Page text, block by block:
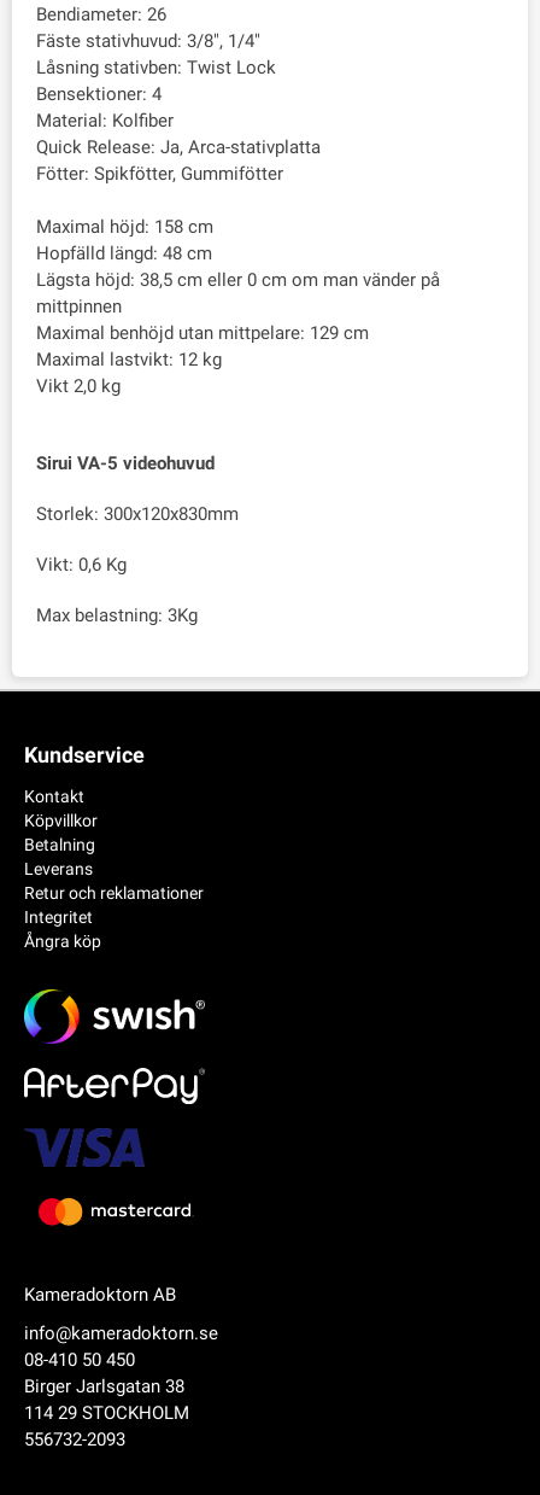
Bendiameter: 26
Fäste stativhuvud: 3/8", 1/4"
Låsning stativben: Twist Lock
Bensektioner: 4
Material: Kolfiber
Quick Release: Ja, Arca-stativplatta
Fötter: Spikfötter, Gummifötter
Maximal höjd: 158 cm
Hopfälld längd: 48 cm
Lägsta höjd: 38,5 cm eller 0 cm om man vänder på
mittpinnen
Maximal benhöjd utan mittpelare: 129 cm
Maximal lastvikt: 12 kg
Vikt 2,0 kg
Sirui VA-5 videohuvud
Storlek: 300x120x830mm
Vikt: 0,6 Kg
Max belastning: 3Kg
Kameradoktorn AB
info@kameradoktorn.se
08-410 50 450
Birger Jarlsgatan 38
114 29 STOCKHOLM
556732-2093
Kundservice
Kontakt
Köpvillkor
Betalning
Leverans
Retur och reklamationer
Integritet
Ångra köp